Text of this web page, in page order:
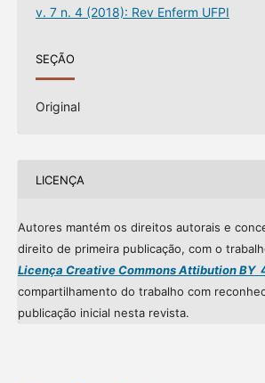
v. 7 n. 4 (2018): Rev Enferm UFPI
SEÇÃO
Original
LICENÇA
Autores mantém os direitos autorais e
direito de primeira publicação, com o
Licença Creative Commons Attibution BY
compartilhamento do trabalho com
publicação inicial nesta revista.